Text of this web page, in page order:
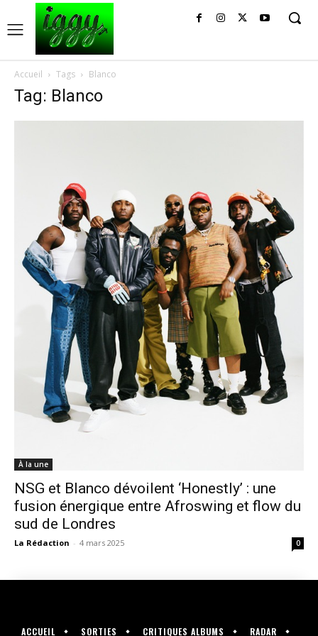
Accueil Tags Blanco
Tag: Blanco
À la une
NSG et Blanco dévoilent ‘Honestly’ : une
fusion énergique entre Afroswing et flow du
sud de Londres
La Rédaction - 4 mars 2025 0
ACCUEIL SORTIES CRITIQUES ALBUMS RADAR